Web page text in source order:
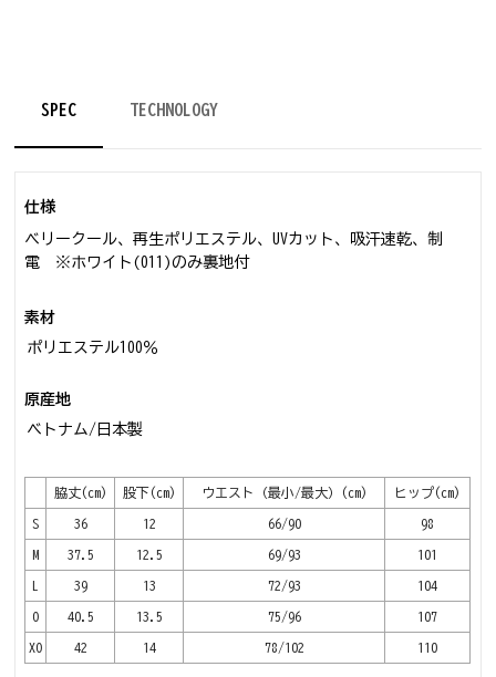
SPEC TECHNOLOGY
仕様
ベリークール、再生ポリエステル、UVカット、吸汗速乾、制
電 ※ホワイト(011)のみ裏地付
素材
ポリエステル100％
原産地
ベトナム/日本製
脇丈(cm) 股下(cm) ウエスト（最小/最大）(cm) ヒップ(cm)
S 36 12 66/90 98
M 37.5 12.5 69/93 101
39 13 72/93 104
O 40.5 13.5 75/96 107
XO 42 14 78/102 110